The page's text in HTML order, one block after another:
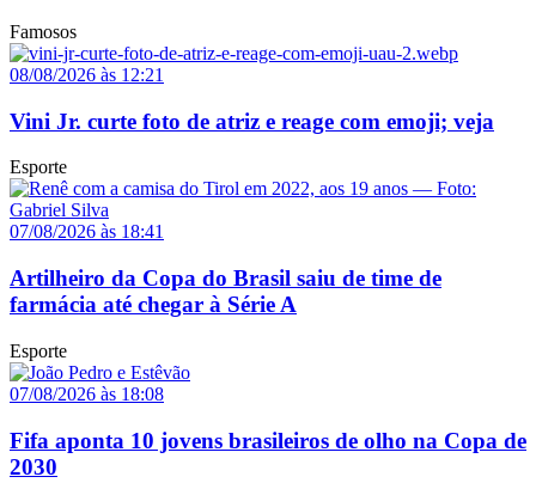
Famosos
08/08/2026 às 12:21
Vini Jr. curte foto de atriz e reage com emoji; veja
Esporte
07/08/2026 às 18:41
Artilheiro da Copa do Brasil saiu de time de
farmácia até chegar à Série A
Esporte
07/08/2026 às 18:08
Fifa aponta 10 jovens brasileiros de olho na Copa de
2030